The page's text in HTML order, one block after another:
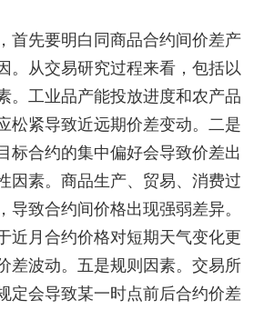
先要明白同商品合约间价差产
。从交易研究过程来看，包括以
。工业品产能投放进度和农产品
松紧导致近远期价差变动。二是
标合约的集中偏好会导致价差出
因素。商品生产、贸易、消费过
导致合约间价格出现强弱差异。
近月合约价格对短期天气变化更
差波动。五是规则因素。交易所
定会导致某一时点前后合约价差